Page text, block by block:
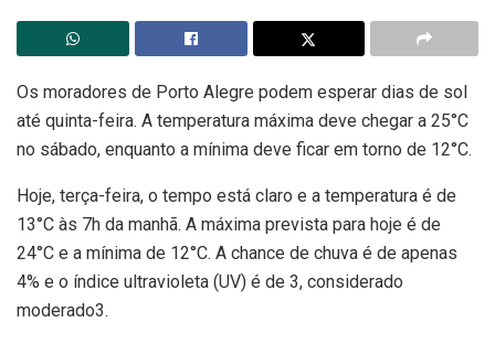
Os moradores de Porto Alegre podem esperar dias de sol
até quinta-feira. A temperatura máxima deve chegar a 25°C
no sábado, enquanto a mínima deve ficar em torno de 12°C.
Hoje, terça-feira, o tempo está claro e a temperatura é de
13°C às 7h da manhã. A máxima prevista para hoje é de
24°C e a mínima de 12°C. A chance de chuva é de apenas
4% e o índice ultravioleta (UV) é de 3, considerado
moderado3.